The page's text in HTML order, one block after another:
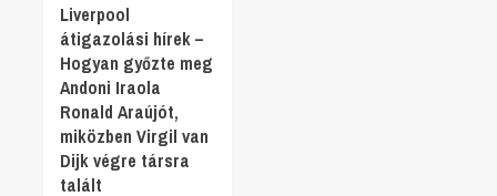
Liverpool
átigazolási hírek –
Hogyan győzte meg
Andoni Iraola
Ronald Araújót,
miközben Virgil van
Dijk végre társra
talált